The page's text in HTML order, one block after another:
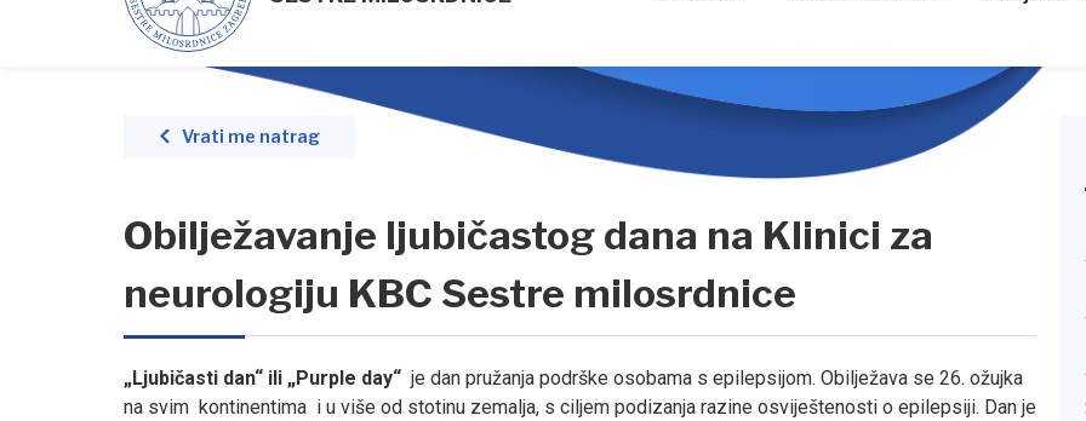
Vrati me natrag
Obilježavanje ljubičastog dana na Klinici za
neurologiju KBC Sestre milosrdnice
„Ljubičasti dan“ ili „Purple day“ je dan pružanja podrške osobama s epilepsijom. Obilježava se 26. ožujka
na svim kontinentima i u više od stotinu zemalja, s ciljem podizanja razine osviještenosti o epilepsiji. Dan je